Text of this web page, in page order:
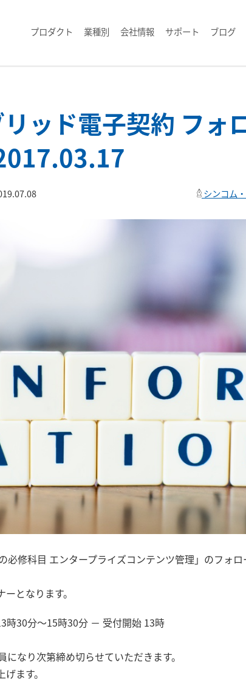
プロダクト 業種別 会社情報 サポート ブログ
ッド電子契約 フォ
シンコム
必修科目 エンタープライズコンテンツ管理」のフォ
となります。
時30分～15時30分 － 受付開始 13時
なり次第締め切らせていただきます。
ます。